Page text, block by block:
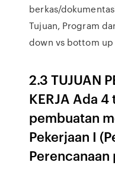
berkas/
Tujuan, Program
down vs bottom up
2.3 TUJUAN
KERJA Ada
pembuatan
Pekerjaan I